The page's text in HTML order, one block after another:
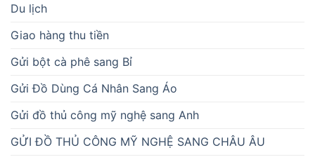
Du lịch
Giao hàng thu tiền
Gửi bột cà phê sang Bỉ
Gửi Đồ Dùng Cá Nhân Sang Áo
Gửi đồ thủ công mỹ nghệ sang Anh
GỬI ĐỒ THỦ CÔNG MỸ NGHỆ SANG CHÂU ÂU